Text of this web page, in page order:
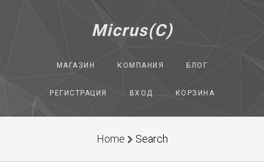
Micrus(C)
МАГАЗИН КОМПАНИЯ БЛОГ
РЕГИСТРАЦИЯ ВХОД КОРЗИНА
Home Search